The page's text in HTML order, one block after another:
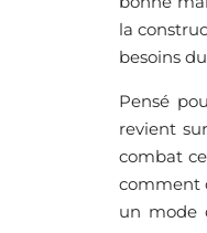
la
besoins
Pensé
revient
combat
comment
un mode